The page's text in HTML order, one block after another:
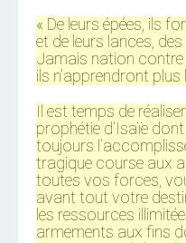
« De leurs épées, ils
et de leurs lances,
Jamais nation contre
ils n’apprendront plus
Il est temps de
prophétie d’Isaïe
toujours
tragique course aux
toutes vos forces,
avant tout votre
les ressources
armements aux fins